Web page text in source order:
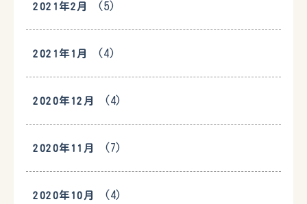
2021年2月 (5)
2021年1月 (4)
2020年12月 (4)
2020年11月 (7)
2020年10月 (4)